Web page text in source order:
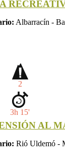
Albarracín -
2
3h 15'
AL
Rió Uldemó -